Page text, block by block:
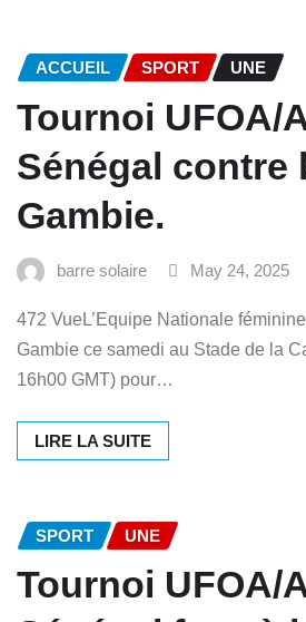
ACCUEIL SPORT UNE
Tournoi UFOA/
Sénégal contre
Gambie.
barre solaire May 24, 2025
472 VueL’Equipe Nationale
Gambie ce samedi au Stade de la
16h00 GMT) pour…
LIRE LA SUITE
SPORT UNE
Tournoi UFOA/